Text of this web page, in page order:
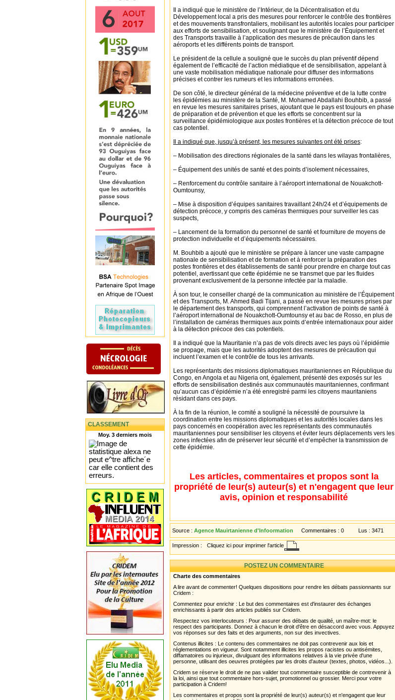
CLASSEMENT
Moy. 3 derniers mois
Il a indiqué que le ministère de l’Intérieur, de la Décentralisation et du
Développement local a pris des mesures pour renforcer le contrôle des frontières
et des mouvements transfrontaliers, mobilisant les autorités locales pour participer
aux efforts de sensibilisation, et soulignant que le ministère de l’Équipement et
des Transports travaille à l’application des mesures de précaution dans les
aéroports et les différents points de transport.
Le président de la cellule a souligné que le succès du plan préventif dépend
également de l’efficacité de l’action médiatique et de sensibilisation, appelant à
une vaste mobilisation médiatique nationale pour diffuser des informations
précises et contrer les rumeurs et les informations erronées.
De son côté, le directeur général de la médecine préventive et de la lutte contre
les épidémies au ministère de la Santé, M. Mohamed Abdallahi Bouhbib, a passé
en revue les mesures sanitaires prises, ajoutant que le pays est toujours en phase
de préparation et de prévention et que les efforts se concentrent sur la
surveillance épidémiologique aux postes frontières et la détection précoce de tout
cas potentiel.
Il a indiqué que, jusqu’à présent, les mesures suivantes ont été prises:
– Mobilisation des directions régionales de la santé dans les wilayas frontalières,
– Équipement des unités de santé et des points d’isolement nécessaires,
– Renforcement du contrôle sanitaire à l’aéroport international de Nouakchott-
Oumtounsy,
– Mise à disposition d’équipes sanitaires travaillant 24h/24 et d’équipements de
détection précoce, y compris des caméras thermiques pour surveiller les cas
suspects,
– Lancement de la formation du personnel de santé et fourniture de moyens de
protection individuelle et d’équipements nécessaires.
M. Bouhbib a ajouté que le ministère se prépare à lancer une vaste campagne
nationale de sensibilisation et de formation et à renforcer la préparation des
postes frontières et des établissements de santé pour prendre en charge tout cas
potentiel, avertissant que cette épidémie ne se transmet que par les fluides
provenant exclusivement de la personne infectée par la maladie.
À son tour, le conseiller chargé de la communication au ministère de l’Équipement
et des Transports, M. Ahmed Badi Tijani, a passé en revue les mesures prises par
le département des transports, qui comprennent l’activation de points de santé à
l’aéroport international de Nouakchott-Oumtounsy et au bac de Rosso, en plus de
l’installation de caméras thermiques aux points d’entrée internationaux pour aider
à la détection précoce des cas potentiels.
Il a indiqué que la Mauritanie n’a pas de vols directs avec les pays où l’épidémie
se propage, mais que les autorités adoptent des mesures de précaution qui
incluent l’examen et le contrôle de tous les arrivants.
Les représentants des missions diplomatiques mauritaniennes en République du
Congo, en Angola et au Nigeria ont, également, présenté des exposés sur les
efforts de sensibilisation destinés aux communautés mauritaniennes, confirmant
qu’aucun cas d’épidémie n’a été enregistré parmi les citoyens mauritaniens
résidant dans ces pays.
À la fin de la réunion, le comité a souligné la nécessité de poursuivre la
coordination entre les missions diplomatiques et les autorités locales dans les
pays concernés en coopération avec les représentants des communautés
mauritaniennes pour sensibiliser les citoyens et éviter leurs déplacements vers les
zones infectées afin de préserver leur sécurité et d’empêcher la transmission de
cette épidémie.
Les articles, commentaires et propos sont la
propriété de leur(s) auteur(s) et n'engagent que leur
avis, opinion et responsabilité
Source : Agence Mauirtanienne d'Infoormation Commentaires : 0 Lus : 3471
Impression : Cliquez ici pour imprimer l'article
POSTEZ UN COMMENTAIRE
Charte des commentaires
A lire avant de commenter! Quelques dispositions pour rendre les débats passionnants sur
Cridem :
Commentez pour enrichir : Le but des commentaires est d'instaurer des échanges
enrichissants à partir des articles publiés sur Cridem.
Respectez vos interlocuteurs : Pour assurer des débats de qualité, un maître-mot: le
respect des participants. Donnez à chacun le droit d'être en désaccord avec vous. Appuyez
vos réponses sur des faits et des arguments, non sur des invectives.
Contenus illicites : Le contenu des commentaires ne doit pas contrevenir aux lois et
réglementations en vigueur. Sont notamment illicites les propos racistes ou antisémites,
diffamatoires ou injurieux, divulguant des informations relatives à la vie privée d'une
personne, utilisant des oeuvres protégées par les droits d'auteur (textes, photos, vidéos...).
Cridem se réserve le droit de ne pas valider tout commentaire susceptible de contrevenir à
la loi, ainsi que tout commentaire hors-sujet, promotionnel ou grossier. Merci pour votre
participation à Cridem!
Les commentaires et propos sont la propriété de leur(s) auteur(s) et n'engagent que leur